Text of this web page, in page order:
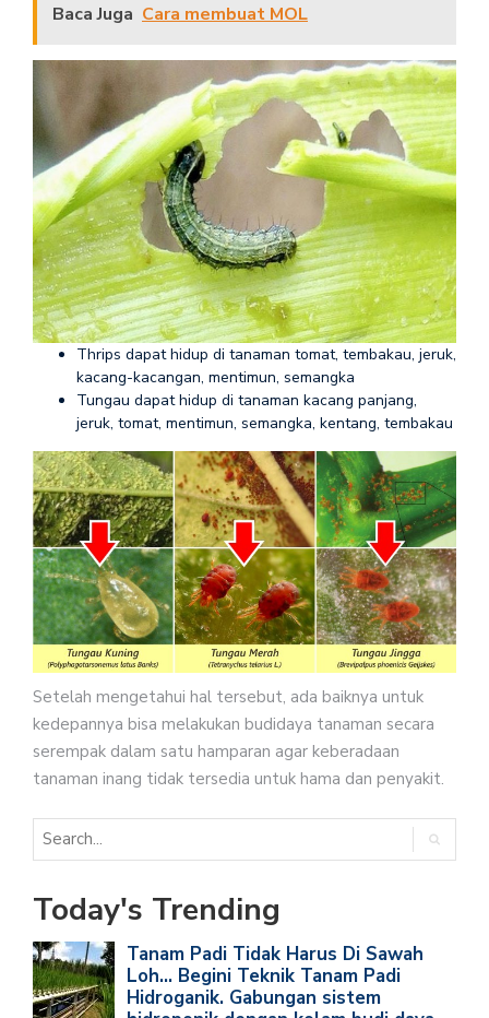
Baca Juga Cara membuat MOL
Thrips dapat hidup di tanaman tomat, tembakau, jeruk,
kacang-kacangan, mentimun, semangka
Tungau dapat hidup di tanaman kacang panjang,
jeruk, tomat, mentimun, semangka, kentang, tembakau
Setelah mengetahui hal tersebut, ada baiknya untuk
kedepannya bisa melakukan budidaya tanaman secara
serempak dalam satu hamparan agar keberadaan
tanaman inang tidak tersedia untuk hama dan penyakit.
Today's Trending